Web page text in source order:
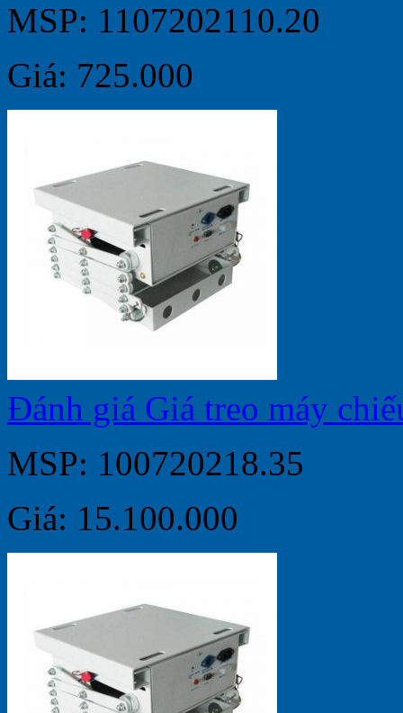
MSP: 1107202110.20
Giá: 725.000
Đánh giá Giá treo máy
MSP: 100720218.35
Giá: 15.100.000